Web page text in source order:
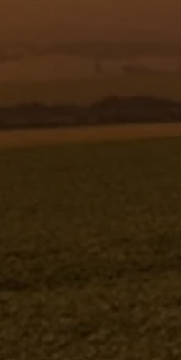
NITRÍLICA -